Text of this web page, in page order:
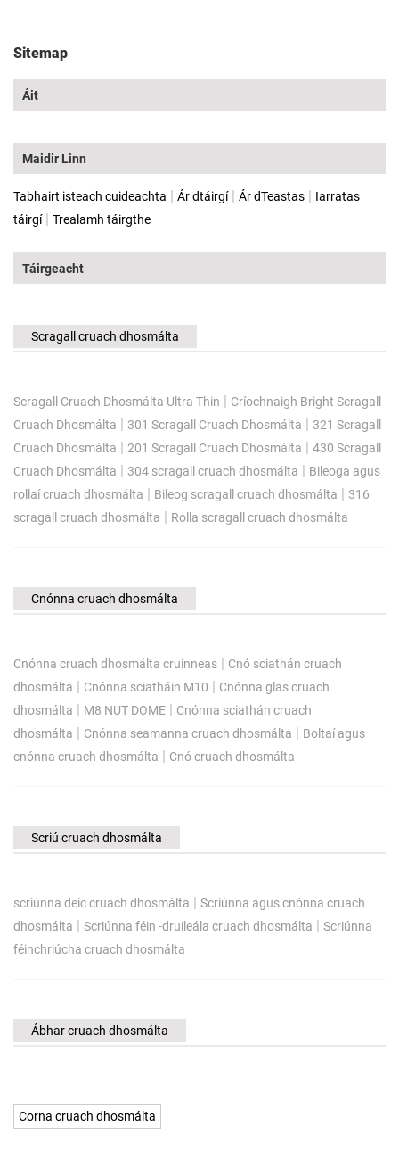
Sitemap
Áit
Maidir Linn
Tabhairt isteach cuideachta | Ár dtáirgí| Ár dTeastas | Iarratas
táirgí| Trealamh táirgthe
Táirgeacht
Scragall cruach dhosmálta
Scragall Cruach Dhosmálta Ultra Thin | Críochnaigh Bright Scragall
Cruach Dhosmálta | 301 Scragall Cruach Dhosmálta | 321 Scragall
Cruach Dhosmálta | 201 Scragall Cruach Dhosmálta | 430 Scragall
Cruach Dhosmálta | 304 scragall cruach dhosmálta | Bileoga agus
rollaí cruach dhosmálta | Bileog scragall cruach dhosmálta | 316
scragall cruach dhosmálta | Rolla scragall cruach dhosmálta
Cnónna cruach dhosmálta
Cnónna cruach dhosmálta cruinneas | Cnó sciathán cruach
dhosmálta | Cnónna sciatháin M10 | Cnónna glas cruach
dhosmálta | M8 NUT DOME | Cnónna sciathán cruach
dhosmálta | Cnónna seamanna cruach dhosmálta | Boltaí agus
cnónna cruach dhosmálta | Cnó cruach dhosmálta
Scriú cruach dhosmálta
scriúnna deic cruach dhosmálta | Scriúnna agus cnónna cruach
dhosmálta | Scriúnna féin -druileála cruach dhosmálta | Scriúnna
féinchriúcha cruach dhosmálta
Ábhar cruach dhosmálta
Corna cruach dhosmálta